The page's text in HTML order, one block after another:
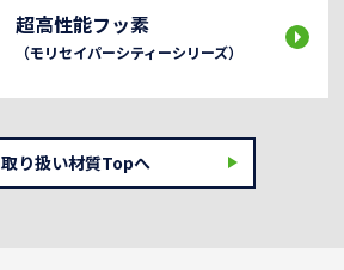
超高性能フッ素
（モリセイパーシティーシリーズ）
取り扱い材質Topへ